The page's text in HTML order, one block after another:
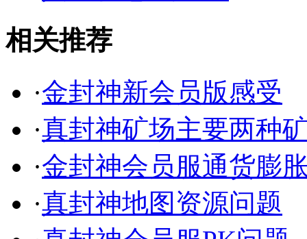
相关推荐
·金封神新会员版感受
·真封神矿场主要两种
·金封神会员服通货膨
·真封神地图资源问题